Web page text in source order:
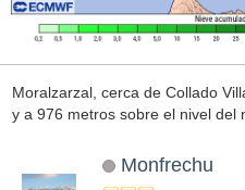
Moralzarzal, cerca de Collado
y a 976 metros sobre el nivel del
Monfrechu